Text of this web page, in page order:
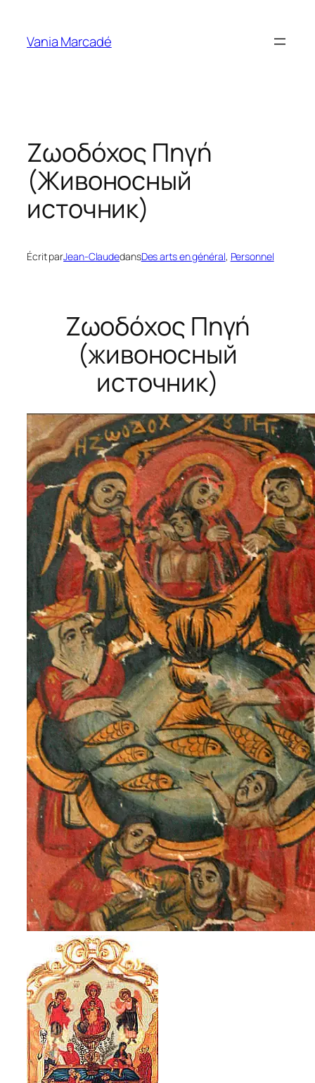
contenu
Vania Marcadé
Ζωοδόχος Πηγή
(Живоносный
источник)
Écrit parJean-ClaudedansDes arts en général, Personnel
Ζωοδόχος Πηγή
(живоносный
источник)